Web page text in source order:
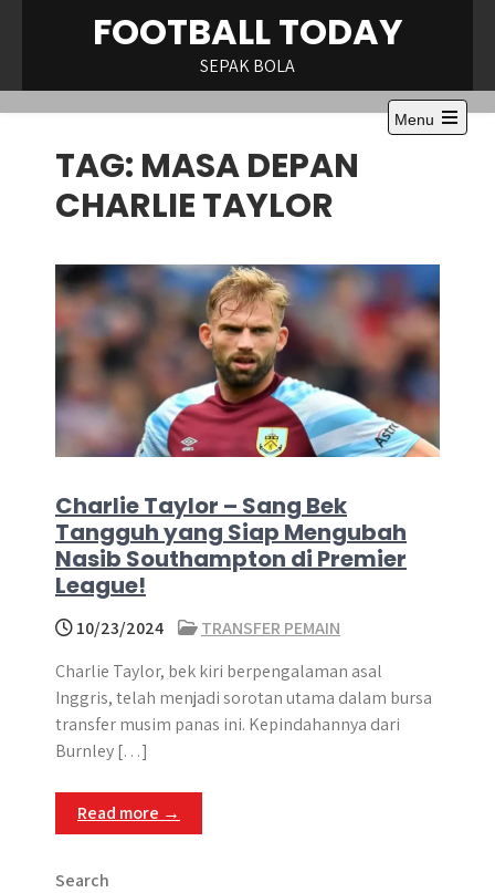
FOOTBALL TODAY
SEPAK BOLA
Menu
Open
TAG: MASA DEPAN
CHARLIE TAYLOR
Charlie Taylor – Sang Bek
Tangguh yang Siap Mengubah
Nasib Southampton di Premier
League!
10/23/2024
TRANSFER PEMAIN
Charlie Taylor, bek kiri berpengalaman asal
Inggris, telah menjadi sorotan utama dalam bursa
transfer musim panas ini. Kepindahannya dari
Burnley […]
Read more →
Search